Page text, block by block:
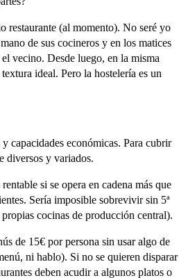
restaurante (al momento). No seré yo
de sus cocineros y en los matices
vecino. Desde luego, en la misma
ideal. Pero la hostelería es un
capacidades económicas. Para cubrir
diversos y variados.
si se opera en cadena más que
Sería imposible sobrevivir sin 5ª
cocinas de producción central).
de 15€ por persona sin usar algo de
ni hablo). Si no se quieren disparar
deben acudir a algunos platos o